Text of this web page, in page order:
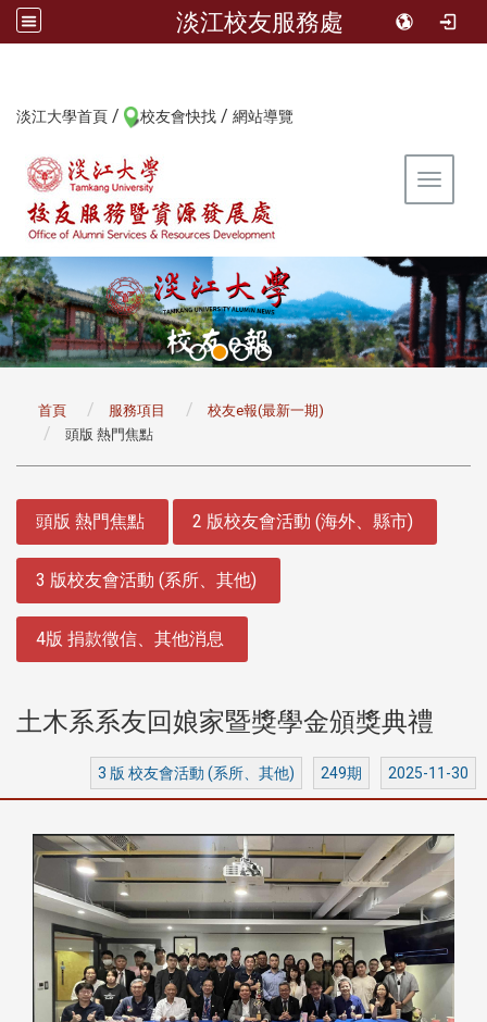
淡江校友服務處
淡江大學首頁 / 校友會快找 / 網站導覽
Toggle
首頁 服務項目
校友e報(最新一期)
頭版 熱門焦點
頭版 熱門焦點 2 版校友會活動 (海外、縣市)
3 版校友會活動 (系所、其他)
4版 捐款徵信、其他消息
土木系系友回娘家暨獎學金頒獎典禮
3 版 校友會活動 (系所、其他) 249期 2025-11-30